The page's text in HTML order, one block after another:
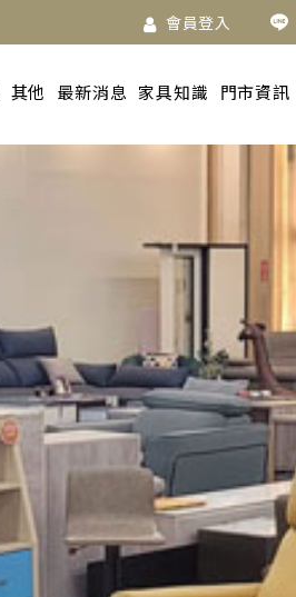
會員登入
其他 最新消息 家具知識 門市資訊